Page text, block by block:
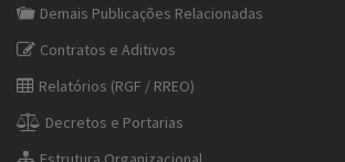
Demais Publicações Relacionadas
Contratos e Aditivos
Relatórios (RGF / RREO)
Decretos e Portarias